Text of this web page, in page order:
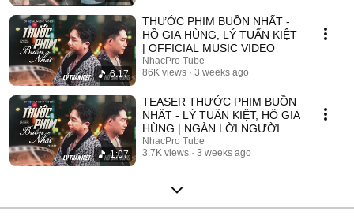
6:17
THƯỚC PHIM BUỒN NHẤT -
HỒ GIA HÙNG, LÝ TUẤN KIỆT
| OFFICIAL MUSIC VIDEO
NhacPro Tube
86K views
3 weeks ago
1:07
TEASER THƯỚC PHIM BUỒN
NHẤT - LÝ TUẤN KIỆT, HỒ GIA
HÙNG | NGÀN LỜI NGƯỜI ĐÃ
NÓI KHÔNG SAI ....
NhacPro Tube
3.7K views
3 weeks ago